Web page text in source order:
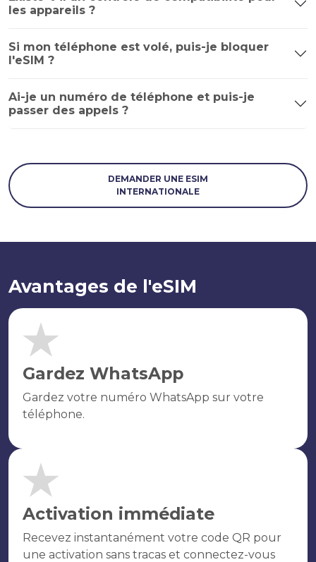
les appareils ?
Si mon téléphone est volé, puis-je bloquer
l'eSIM ?
Ai-je un numéro de téléphone et puis-je
passer des appels ?
DEMANDER UNE ESIM
INTERNATIONALE
Avantages de l'eSIM
Gardez WhatsApp
Gardez votre numéro WhatsApp sur votre
téléphone.
Activation immédiate
Recevez instantanément votre code QR pour
une activation sans tracas et connectez-vous